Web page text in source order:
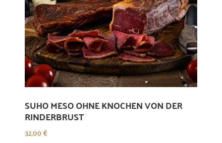
SUHO MESO OHNE KNOCHEN VON DER
RINDERBRUST
32,00€